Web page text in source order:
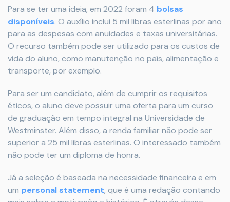
Para se ter uma ideia, em 2022 foram 4 bolsas
disponíveis. O auxílio inclui 5 mil libras esterlinas por ano
para as despesas com anuidades e taxas universitárias.
O recurso também pode ser utilizado para os custos de
vida do aluno, como manutenção no país, alimentação e
transporte, por exemplo.
Para ser um candidato, além de cumprir os requisitos
éticos, o aluno deve possuir uma oferta para um curso
de graduação em tempo integral na Universidade de
Westminster. Além disso, a renda familiar não pode ser
superior a 25 mil libras esterlinas. O interessado também
não pode ter um diploma de honra.
Já a seleção é baseada na necessidade financeira e em
um personal statement, que é uma redação contando